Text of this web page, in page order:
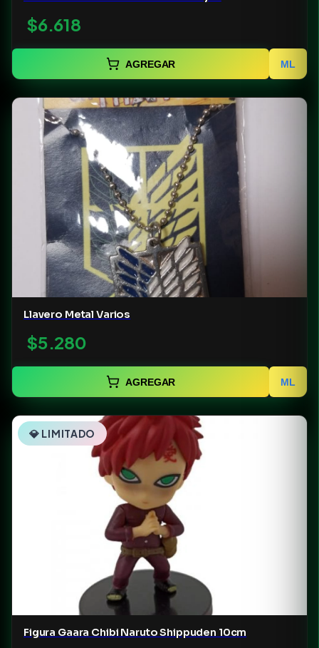
$6.618
AGREGAR ML
Llavero Metal Varios
$5.280
AGREGAR ML
💎 LIMITADO
Figura Gaara Chibi Naruto Shippuden 10cm